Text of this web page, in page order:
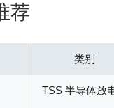
荐
类别
TSS 半导体放